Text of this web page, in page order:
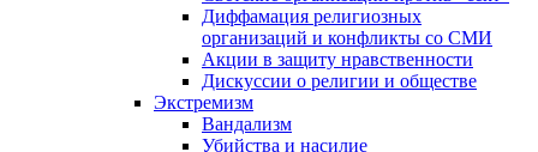
Диффамация религиозных
организаций и конфликты со СМИ
Акции в защиту нравственности
Дискуссии о религии и обществе
Экстремизм
Вандализм
Убийства и насилие